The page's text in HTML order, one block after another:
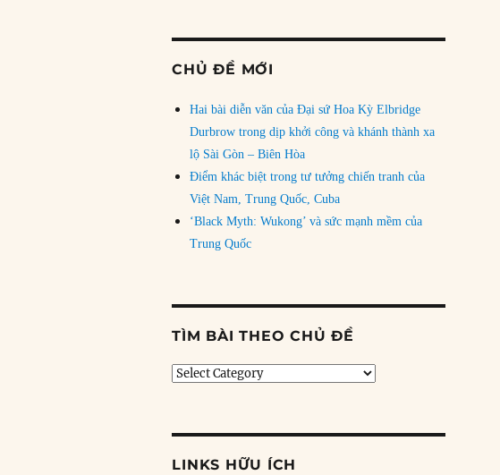
CHỦ ĐỀ MỚI
Hai bài diễn văn của Đại sứ Hoa Kỳ Elbridge
Durbrow trong dịp khởi công và khánh thành xa
lộ Sài Gòn – Biên Hòa
Điểm khác biệt trong tư tưởng chiến tranh của
Việt Nam, Trung Quốc, Cuba
‘Black Myth: Wukong’ và sức mạnh mềm của
Trung Quốc
TÌM BÀI THEO CHỦ ĐỀ
Tìm
LINKS HỮU ÍCH